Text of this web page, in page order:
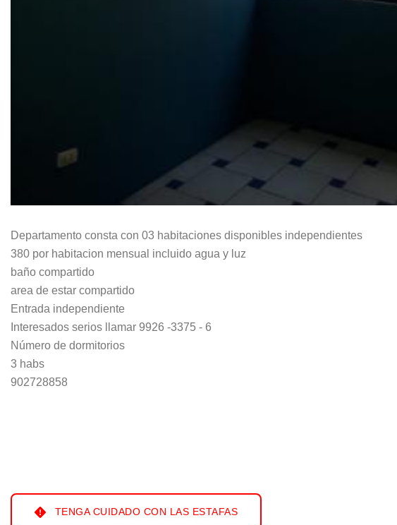
Departamento consta con 03 habitaciones disponibles independientes
380 por habitacion mensual incluido agua y luz
baño compartido
area de estar compartido
Entrada independiente
Interesados serios llamar 9926 -3375 - 6
Número de dormitorios
3 habs
902728858
TENGA CUIDADO CON LAS ESTAFAS